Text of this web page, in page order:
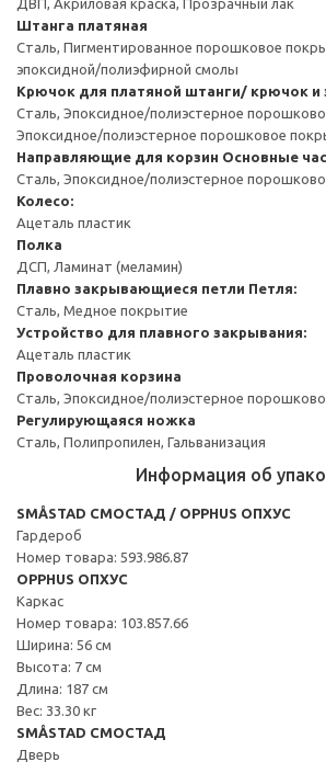
Штанга платяная
Сталь, Пигментированное порошковое
эпоксидной/полиэфирной смолы
Крючок для платяной штанги/ крючок и
Сталь, Эпоксидное/полиэстерное
Эпоксидное/полиэстерное порошковое
Направляющие для корзин Основные
Сталь, Эпоксидное/полиэстерное
Колесо:
Ацеталь пластик
Полка
ДСП, Ламинат (меламин)
Плавно закрывающиеся петли Петля:
Сталь, Медное покрытие
Устройство для плавного закрывания:
Ацеталь пластик
Проволочная корзина
Сталь, Эпоксидное/полиэстерное
Регулирующаяся ножка
Сталь, Полипропилен, Гальванизация
Информация об
SMÅSTAD СМОСТАД / OPPHUS ОПХУС
Гардероб
Номер товара: 593.986.87
OPPHUS ОПХУС
Каркас
Номер товара: 103.857.66
Ширина: 56 см
Высота: 7 см
Длина: 187 см
Вес: 33.30 кг
SMÅSTAD СМОСТАД
Дверь